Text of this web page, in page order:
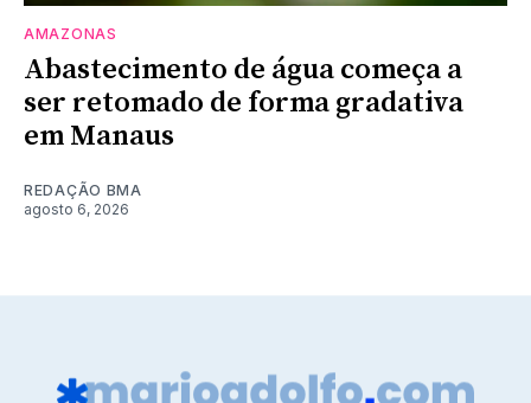
AMAZONAS
Abastecimento de água começa a
ser retomado de forma gradativa
em Manaus
REDAÇÃO BMA
agosto 6, 2026